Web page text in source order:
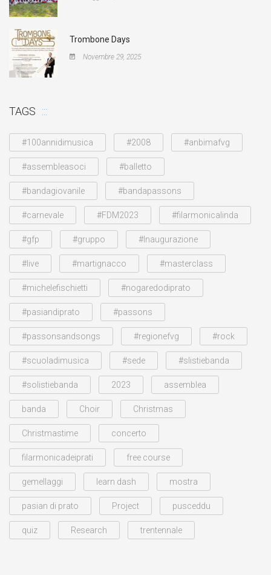
Trombone Days
Novembre 29, 2025
TAGS
#100annidimusica #2008 #anbimafvg
#assembleasoci #balletto
#bandagiovanile #bandapassons
#carnevale #FDM2023 #filarmonicalinda
#gfp #gruppo #Inaugurazione
#live #martignacco #masterclass
#michelefischietti #nogaredodiprato
#pasiandiprato #passons
#passonsandsongs #regionefvg #rock
#scuoladimusica #sede #slistiebanda
#solistiebanda 2023 assemblea
banda Choir Christmas
Christmastime concerto
filarmonicadeiprati free course
gemellaggi learn dash mostra
pasian di prato Project pusceddu
quiz Research trentennale